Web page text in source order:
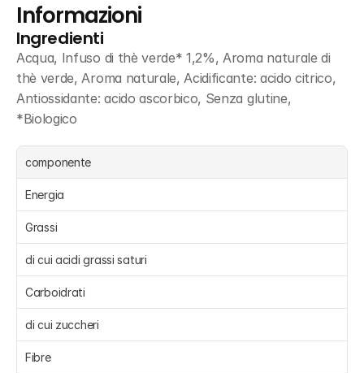
Informazioni
Ingredienti
Acqua, Infuso di thè verde* 1,2%, Aroma naturale di
thè verde, Aroma naturale, Acidificante: acido citrico,
Antiossidante: acido ascorbico, Senza glutine,
*Biologico
componente
Energia
Grassi
di cui acidi grassi saturi
Carboidrati
di cui zuccheri
Fibre